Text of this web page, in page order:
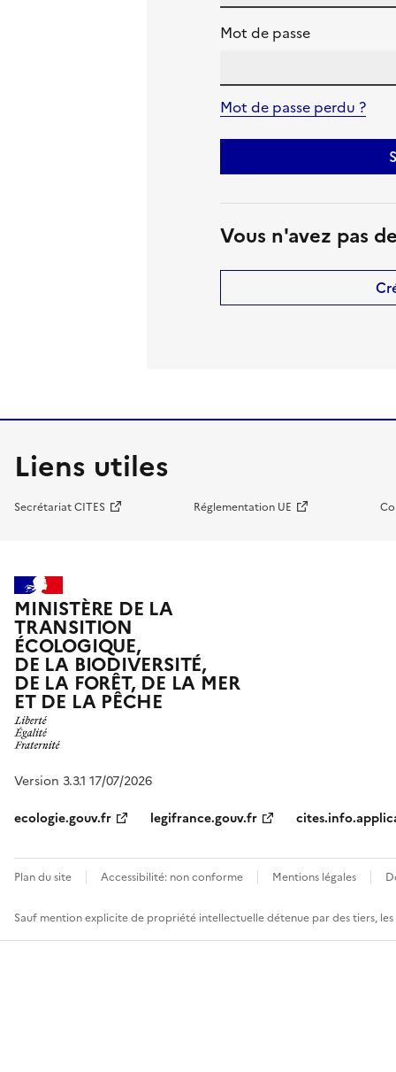
Mot de passe
Mot de passe perdu ?
Vous n'avez pas
Liens utiles
Secrétariat CITES Réglementation UE
MINISTÈRE DE LA
TRANSITION
ÉCOLOGIQUE,
DE LA BIODIVERSITÉ,
DE LA FORÊT, DE LA MER
ET DE LA PÊCHE
Version 3.3.1 17/07/2026
ecologie.gouv.fr
legifrance.gouv.fr
Plan du site Accessibilité: non conforme Mentions légales
Sauf mention explicite de propriété intellectuelle détenue par des tiers,